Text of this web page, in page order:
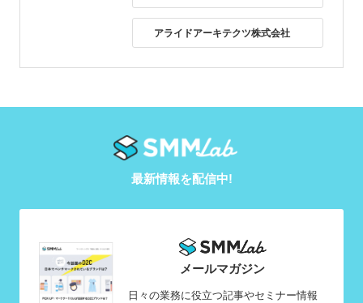
アライドアーキテクツ株式会社
最新情報を配信中!
メールマガジン
日々の業務に役立つ記事やセミナー情報